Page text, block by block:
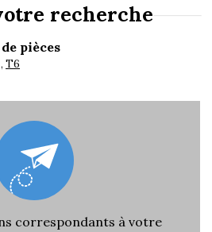
recherche
pièces
T6
correspondants à votre